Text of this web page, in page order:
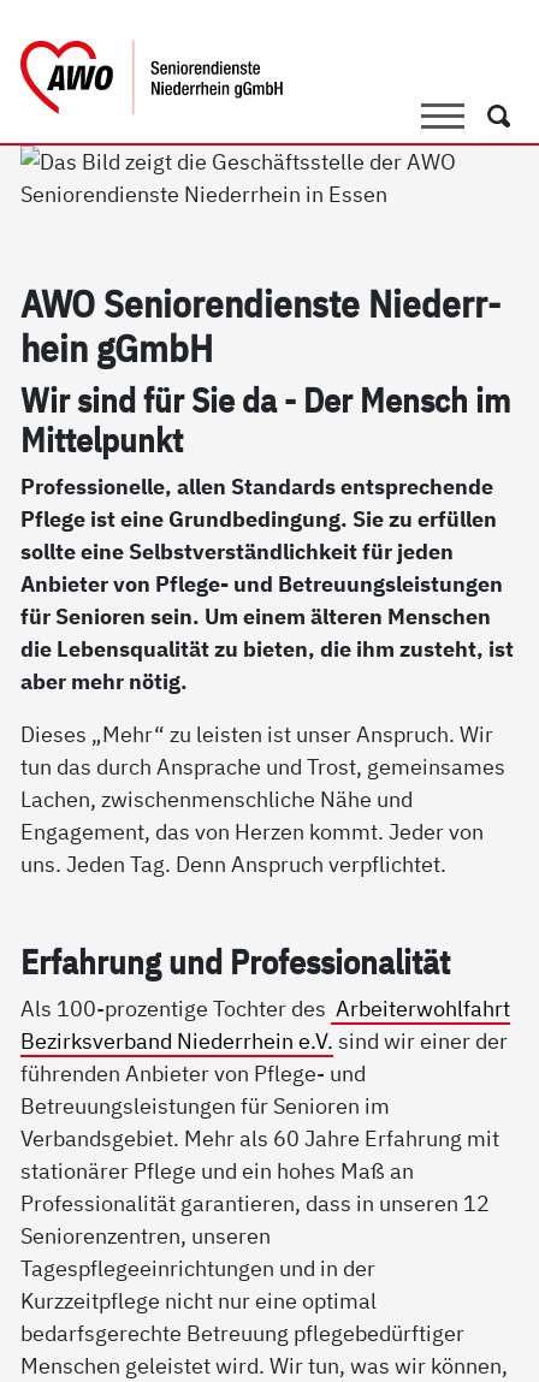
SucheSuche
AWO Se­nio­ren­di­ens­te Nie­der­r­
hein gGmbH
Wir sind für Sie da - Der Mensch im
Mit­tel­punkt
Professionelle, allen Standards entsprechende
Pflege ist eine Grundbedingung. Sie zu erfüllen
sollte eine Selbstverständlichkeit für jeden
Anbieter von Pflege- und Betreuungsleistungen
für Senioren sein. Um einem älteren Menschen
die Lebensqualität zu bieten, die ihm zusteht, ist
aber mehr nötig.
Dieses „Mehr“ zu leisten ist unser Anspruch. Wir
tun das durch Ansprache und Trost, gemeinsames
Lachen, zwischenmenschliche Nähe und
Engagement, das von Herzen kommt. Jeder von
uns. Jeden Tag. Denn Anspruch verpflichtet.
Er­fah­rung und Pro­fes­sio­na­li­tät
Als 100-prozentige Tochter des Arbeiterwohlfahrt
Bezirksverband Niederrhein e.V. sind wir einer der
führenden Anbieter von Pflege- und
Betreuungsleistungen für Senioren im
Verbandsgebiet. Mehr als 60 Jahre Erfahrung mit
stationärer Pflege und ein hohes Maß an
Professionalität garantieren, dass in unseren 12
Seniorenzentren, unseren
Tagespflegeeinrichtungen und in der
Kurzzeitpflege nicht nur eine optimal
bedarfsgerechte Betreuung pflegebedürftiger
Menschen geleistet wird. Wir tun, was wir können,